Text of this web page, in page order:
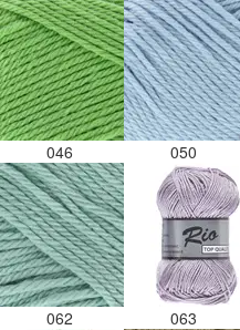
046 050
062 063